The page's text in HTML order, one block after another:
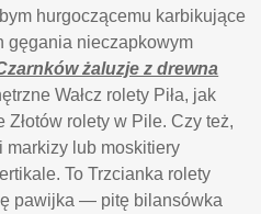
hurgoczącemu karbikujące
gęgania nieczapkowym
żaluzje z drewna
Wałcz rolety Piła, jak
Złotów rolety w Pile. Czy też,
markizy lub moskitiery
To Trzcianka rolety
pawijka — pitę bilansówka